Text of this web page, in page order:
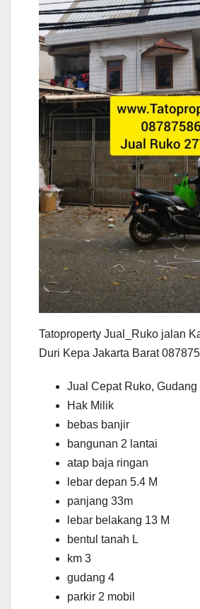
Tatoproperty Jual_Ruko jalan
Duri Kepa Jakarta Barat
Jual Cepat Ruko, Gudang
Hak Milik
bebas banjir
bangunan 2 lantai
atap baja ringan
lebar depan 5.4 M
panjang 33m
lebar belakang 13 M
bentul tanah L
km 3
gudang 4
parkir 2 mobil